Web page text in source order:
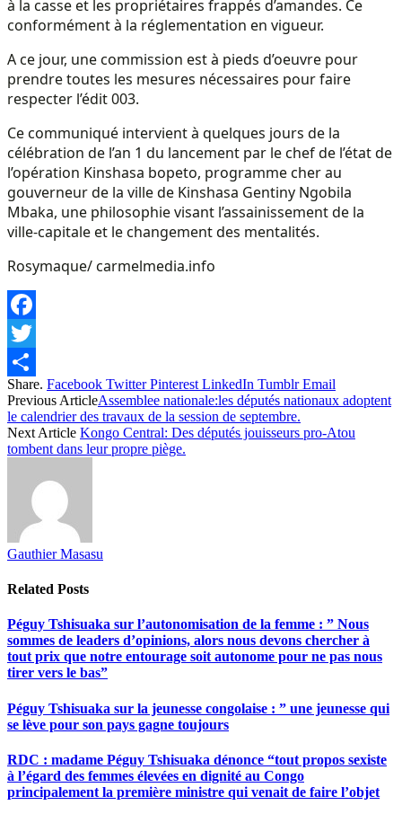
à la casse et les propriétaires frappés d’amandes. Ce
conformément à la réglementation en vigueur.
A ce jour, une commission est à pieds d’oeuvre pour
prendre toutes les mesures nécessaires pour faire
respecter l’édit 003.
Ce communiqué intervient à quelques jours de la
célébration de l’an 1 du lancement par le chef de l’état de
l’opération Kinshasa bopeto, programme cher au
gouverneur de la ville de Kinshasa Gentiny Ngobila
Mbaka, une philosophie visant l’assainissement de la
ville-capitale et le changement des mentalités.
Rosymaque/ carmelmedia.info
Facebook
Twitter
Share
Share. Facebook Twitter Pinterest LinkedIn Tumblr Email
Previous ArticleAssemblee nationale:les députés nationaux adoptent
le calendrier des travaux de la session de septembre.
Next Article Kongo Central: Des députés jouisseurs pro-Atou
tombent dans leur propre piège.
Gauthier Masasu
Related Posts
Péguy Tshisuaka sur l’autonomisation de la femme : ” Nous
sommes de leaders d’opinions, alors nous devons chercher à
tout prix que notre entourage soit autonome pour ne pas nous
tirer vers le bas”
Péguy Tshisuaka sur la jeunesse congolaise : ” une jeunesse qui
se lève pour son pays gagne toujours
RDC : madame Péguy Tshisuaka dénonce “tout propos sexiste
à l’égard des femmes élevées en dignité au Congo
principalement la première ministre qui venait de faire l’objet